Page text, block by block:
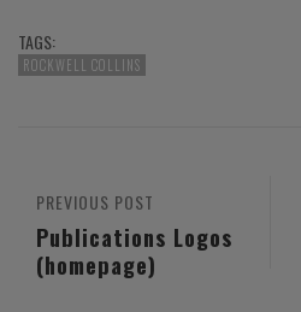
TAGS:
ROCKWELL COLLINS
PREVIOUS POST
Publications Logos
(homepage)